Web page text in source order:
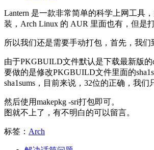
Lantern 是一款非常简单的科学上网工具
装，Arch Linux 的 AUR 里面也有，但是
所以我们还是需要手动打包，首先，我们
由于PKGBUILD文件默认是下载最新版
要做的是修改PKGBUILD文件里面的
sha1sums，目前来说，32位的正确，我们
然后使用makepkg -sri打包即可。
图就不上了，有不明白的可以留言。
标签： Arch